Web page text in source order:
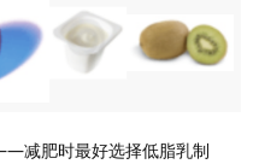
减肥时最好选择低脂乳制